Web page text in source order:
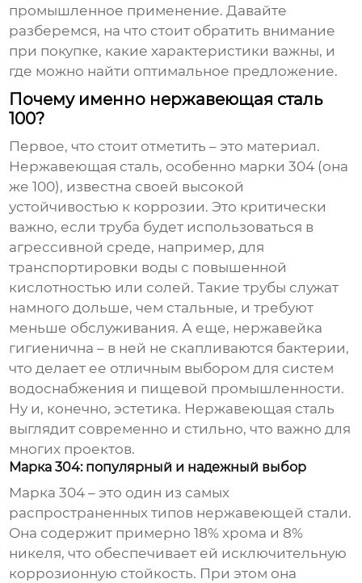
промышленное применение. Давайте
разберемся, на что стоит обратить внимание
при покупке, какие характеристики важны, и
где можно найти оптимальное предложение.
Почему именно нержавеющая сталь
100?
Первое, что стоит отметить – это материал.
Нержавеющая сталь, особенно марки 304 (она
же 100), известна своей высокой
устойчивостью к коррозии. Это критически
важно, если труба будет использоваться в
агрессивной среде, например, для
транспортировки воды с повышенной
кислотностью или солей. Такие трубы служат
намного дольше, чем стальные, и требуют
меньше обслуживания. А еще, нержавейка
гигиенична – в ней не скапливаются бактерии,
что делает ее отличным выбором для систем
водоснабжения и пищевой промышленности.
Ну и, конечно, эстетика. Нержавеющая сталь
выглядит современно и стильно, что важно для
многих проектов.
Марка 304: популярный и надежный выбор
Марка 304 – это один из самых
распространенных типов нержавеющей стали.
Она содержит примерно 18% хрома и 8%
никеля, что обеспечивает ей исключительную
коррозионную стойкость. При этом она